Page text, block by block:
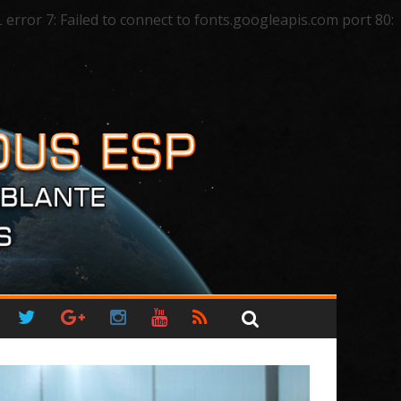
7: Failed to connect to fonts.googleapis.com port 80: